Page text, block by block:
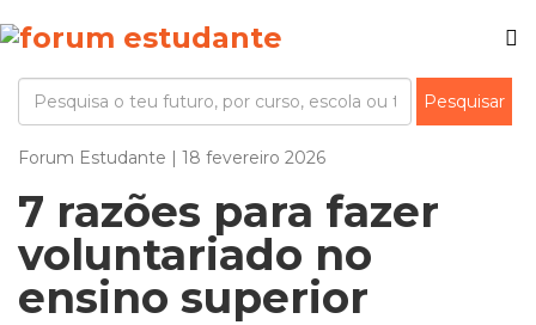
Forum Estudante | 18 fevereiro 2026
7 razões para fazer
voluntariado no
ensino superior